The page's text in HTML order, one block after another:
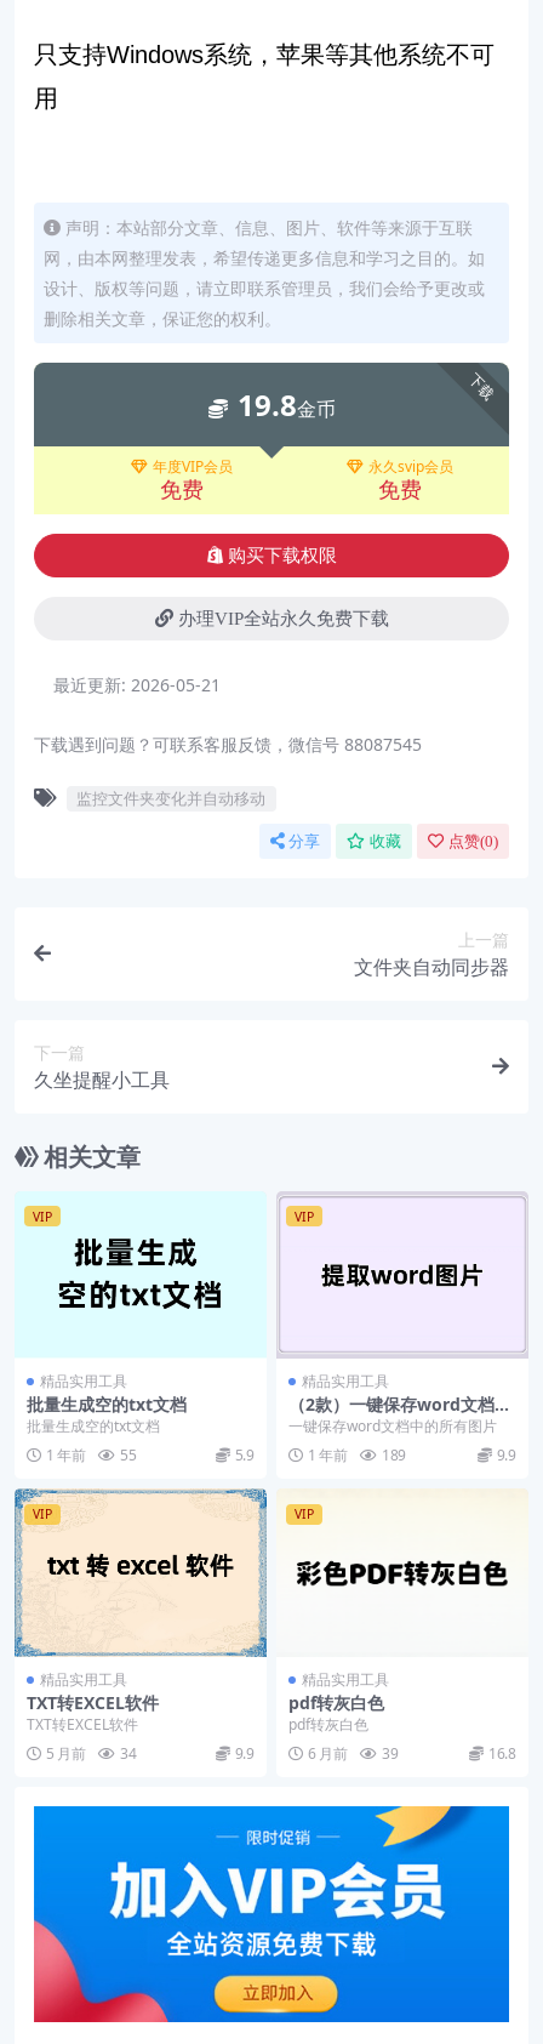
只支持Windows系统，苹果等其他系统不可
用
声明：本站部分文章、信息、图片、软件等来源于互联
网，由本网整理发表，希望传递更多信息和学习之目的。如
设计、版权等问题，请立即联系管理员，我们会给予更改或
删除相关文章，保证您的权利。
下载
19.8金币
年度VIP会员
免费
永久svip会员
免费
购买下载权限
办理VIP全站永久免费下载
最近更新: 2026-05-21
下载遇到问题？可联系客服反馈，微信号 88087545
监控文件夹变化并自动移动
分享 收藏 点赞(0)
上一篇
文件夹自动同步器
下一篇
久坐提醒小工具
相关文章
VIP
精品实用工具
批量生成空的txt文档
批量生成空的txt文档
1 年前
55 5.9
VIP
精品实用工具
（2款）一键保存word文档中
图片的工具/提取word图片工
具
一键保存word文档中的所有图片
1 年前
189 9.9
VIP
精品实用工具
TXT转EXCEL软件
TXT转EXCEL软件
5 月前
34 9.9
VIP
精品实用工具
pdf转灰白色
pdf转灰白色
6 月前
39 16.8